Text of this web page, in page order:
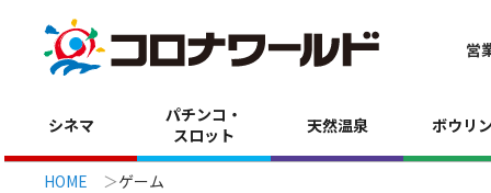
営
シネマ
パチンコ・
スロット
天然温泉 ボウリ
HOME ゲーム